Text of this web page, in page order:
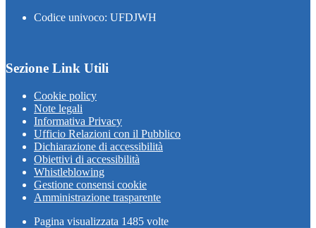
Codice univoco: UFDJWH
Sezione Link Utili
Cookie policy
Note legali
Informativa Privacy
Ufficio Relazioni con il Pubblico
Dichiarazione di accessibilità
Obiettivi di accessibilità
Whistleblowing
Gestione consensi cookie
Amministrazione trasparente
Pagina visualizzata 1485 volte